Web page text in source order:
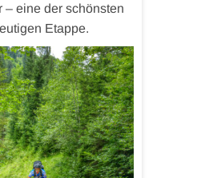
– eine der schönsten
Etappe.